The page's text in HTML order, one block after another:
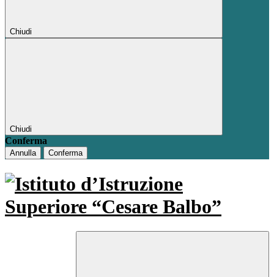
Chiudi
Chiudi
Conferma
Annulla Conferma